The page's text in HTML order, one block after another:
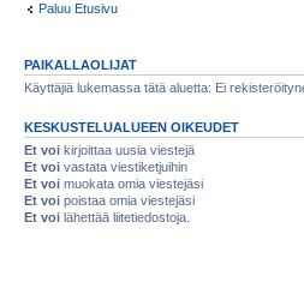
Paluu Etusivu
PAIKALLAOLIJAT
Käyttäjiä lukemassa tätä aluetta: Ei
KESKUSTELUALUEEN OIKEUDET
Et voi kirjoittaa uusia viestejä
Et voi vastata viestiketjuihin
Et voi muokata omia viestejäsi
Et voi poistaa omia viestejäsi
Et voi lähettää liitetiedostoja.